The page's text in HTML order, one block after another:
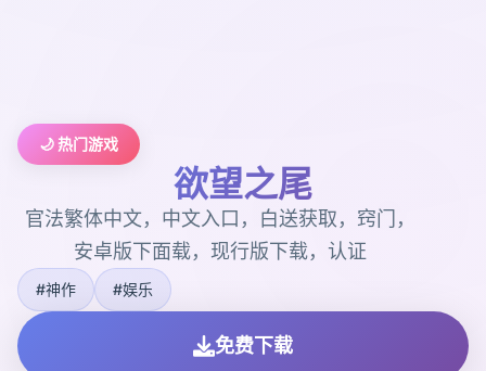
🌙 热门游戏
欲望之尾
官法繁体中文，中文入口，白送获取，窍门，
安卓版下面载，现行版下载，认证
#神作 #娱乐
免费下载